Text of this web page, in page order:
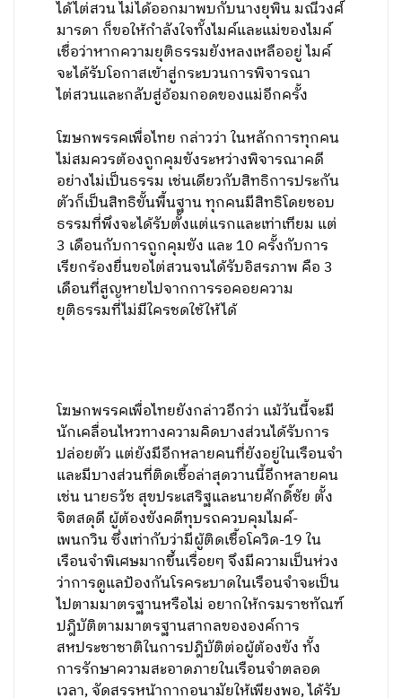
ได้ไต่สวน ไม่ได้ออกมาพบกับนางยุพิน มณีวงศ์
มารดา ก็ขอให้กำลังใจทั้งไมค์และแม่ของไมค์
เชื่อว่าหากความยุติธรรมยังหลงเหลืออยู่ ไมค์
จะได้รับโอกาสเข้าสู่กระบวนการพิจารณา
ไต่สวนและกลับสู่อ้อมกอดของแม่อีกครั้ง
โฆษกพรรคเพื่อไทย กล่าวว่า ในหลักการทุกคน
ไม่สมควรต้องถูกคุมขังระหว่างพิจารณาคดี
อย่างไม่เป็นธรรม เช่นเดียวกับสิทธิการประกัน
ตัวก็เป็นสิทธิขั้นพื้นฐาน ทุกคนมีสิทธิโดยชอบ
ธรรมที่พึงจะได้รับตั้งแต่แรกและเท่าเทียม แต่
3 เดือนกับการถูกคุมขัง และ 10 ครั้งกับการ
เรียกร้องยื่นขอไต่สวนจนได้รับอิสรภาพ คือ 3
เดือนที่สูญหายไปจากการรอคอยความ
ยุติธรรมที่ไม่มีใครชดใช้ให้ได้
โฆษกพรรคเพื่อไทยยังกล่าวอีกว่า แม้วันนี้จะมี
นักเคลื่อนไหวทางความคิดบางส่วนได้รับการ
ปล่อยตัว แต่ยังมีอีกหลายคนที่ยังอยู่ในเรือนจำ
และมีบางส่วนที่ติดเชื้อล่าสุดวานนี้อีกหลายคน
เช่น นายธวัช สุขประเสริฐและนายศักดิ์ชัย ตั้ง
จิตสดุดี ผู้ต้องขังคดีทุบรถควบคุมไมค์-
เพนกวิน ซึ่งเท่ากับว่ามีผู้ติดเชื้อโควิด-19 ใน
เรือนจำพิเศษมากขึ้นเรื่อยๆ จึงมีความเป็นห่วง
ว่าการดูแลป้องกันโรคระบาดในเรือนจำจะเป็น
ไปตามมาตรฐานหรือไม่ อยากให้กรมราชทัณฑ์
ปฎิบัติตามมาตรฐานสากลขององค์การ
สหประชาชาติในการปฎิบัติต่อผู้ต้องขัง ทั้ง
การรักษาความสะอาดภายในเรือนจำตลอด
เวลา, จัดสรรหน้ากากอนามัยให้เพียงพอ, ได้รับ